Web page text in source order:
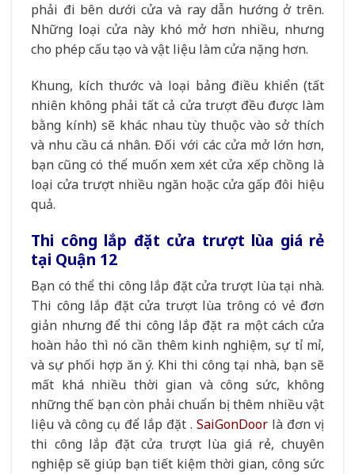
phải đi bên dưới cửa và ray dẫn hướng ở trên.
Những loại cửa này khó mở hơn nhiều, nhưng
cho phép cấu tạo và vật liệu làm cửa nặng hơn.
Khung, kích thước và loại bảng điều khiển (tất
nhiên không phải tất cả cửa trượt đều được làm
bằng kính) sẽ khác nhau tùy thuộc vào sở thích
và nhu cầu cá nhân. Đối với các cửa mở lớn hơn,
bạn cũng có thể muốn xem xét cửa xếp chồng là
loại cửa trượt nhiều ngăn hoặc cửa gấp đôi hiệu
quả.
Thi công lắp đặt cửa trượt lùa giá rẻ
tại Quận 12
Bạn có thể thi công lắp đặt cửa trượt lùa tại nhà.
Thi công lắp đặt cửa trượt lùa trông có vẻ đơn
giản nhưng để thi công lắp đặt ra một cách cửa
hoàn hảo thì nó cần thêm kinh nghiệm, sự tỉ mỉ,
và sự phối hợp ăn ý. Khi thi công tại nhà, bạn sẽ
mất khá nhiều thời gian và công sức, không
những thế bạn còn phải chuẩn bị thêm nhiều vật
liệu và công cụ để lắp đặt . SaiGonDoor là đơn vị
thi công lắp đặt cửa trượt lùa giá rẻ, chuyên
nghiệp sẽ giúp bạn tiết kiệm thời gian, công sức